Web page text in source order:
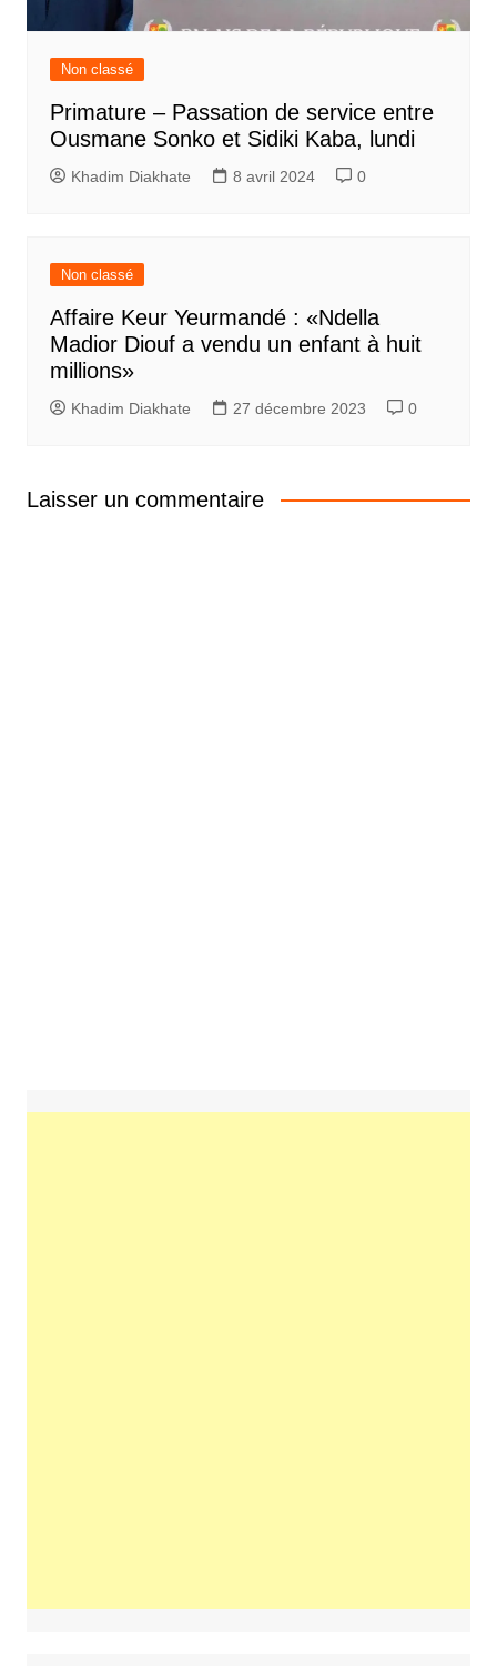
Non classé
Primature – Passation de service entre
Ousmane Sonko et Sidiki Kaba, lundi
Khadim Diakhate 8 avril 2024 0
Non classé
Affaire Keur Yeurmandé : «Ndella
Madior Diouf a vendu un enfant à huit
millions»
Khadim Diakhate 27 décembre 2023 0
Laisser un commentaire